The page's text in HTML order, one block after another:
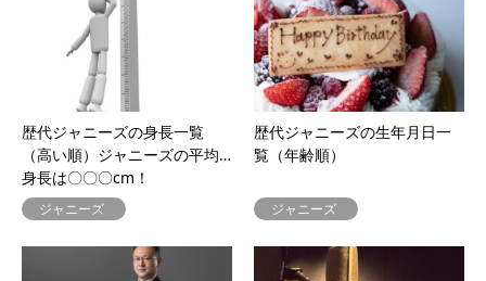
歴代ジャニーズの身長一覧
（高い順）ジャニーズの平均
身長は〇〇〇cm！
ジャニーズ
歴代ジャニーズの生年月日一
覧（年齢順）
ジャニーズ